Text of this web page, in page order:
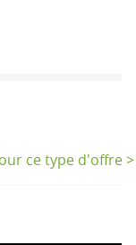
ce type d'offre >